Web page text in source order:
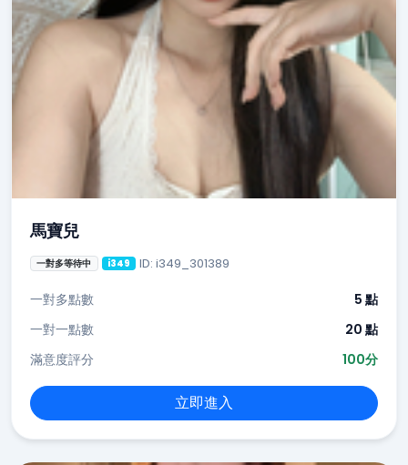
馬寶兒
一對多等待中 i349 ID: i349_301389
一對多點數
5 點
一對一點數
20 點
滿意度評分
100分
立即進入